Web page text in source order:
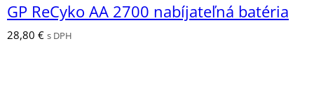
GP ReCyko AA 2700 nabíjateľná batéria
28,80 € s DPH